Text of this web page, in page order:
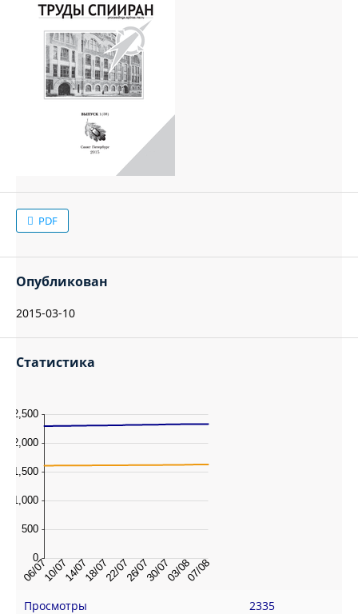
PDF
Опубликован
2015-03-10
Статистика
Просмотры 2335